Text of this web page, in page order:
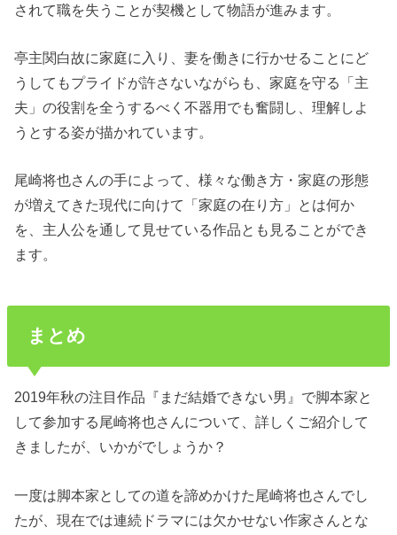
されて職を失うことが契機として物語が進みます。
亭主関白故に家庭に入り、妻を働きに行かせることにど
うしてもプライドが許さないながらも、家庭を守る「主
夫」の役割を全うするべく不器用でも奮闘し、理解しよ
うとする姿が描かれています。
尾崎将也さんの手によって、様々な働き方・家庭の形態
が増えてきた現代に向けて「家庭の在り方」とは何か
を、主人公を通して見せている作品とも見ることができ
ます。
まとめ
2019年秋の注目作品『まだ結婚できない男』で脚本家と
して参加する尾崎将也さんについて、詳しくご紹介して
きましたが、いかがでしょうか？
一度は脚本家としての道を諦めかけた尾崎将也さんでし
たが、現在では連続ドラマには欠かせない作家さんとな